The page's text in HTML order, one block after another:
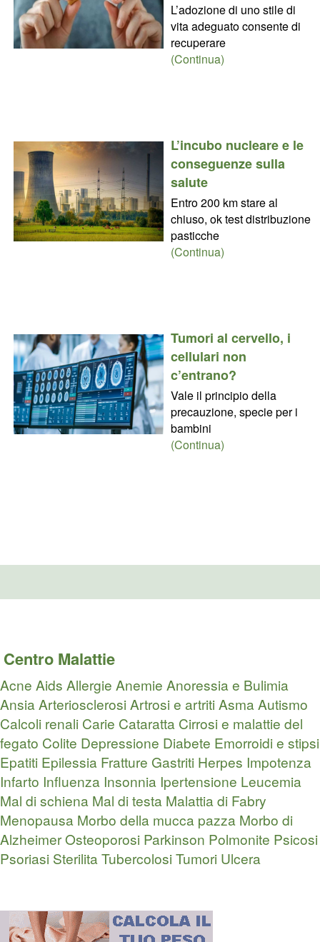
L’adozione di uno stile di
vita adeguato consente di
recuperare
(Continua)
L’incubo nucleare e le
conseguenze sulla
salute
Entro 200 km stare al
chiuso, ok test distribuzione
pasticche
(Continua)
Tumori al cervello, i
cellulari non
c’entrano?
Vale il principio della
precauzione, specie per i
bambini
(Continua)
Centro Malattie
Acne Aids Allergie Anemie Anoressia e Bulimia
AnsiaArteriosclerosiArtrosi e artritiAsmaAutismo
Calcoli renali Carie Cataratta Cirrosi e malattie del
fegato Colite Depressione Diabete Emorroidi e stipsi
Epatiti Epilessia Fratture Gastriti Herpes Impotenza
Infarto Influenza Insonnia Ipertensione Leucemia
Mal di schiena Mal di testa Malattia di Fabry
Menopausa Morbo della mucca pazza Morbo di
AlzheimerOsteoporosi Parkinson Polmonite Psicosi
Psoriasi SterilitaTubercolosiTumori Ulcera